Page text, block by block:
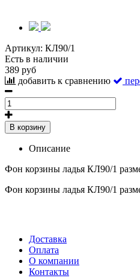
Артикул: КЛ90/1
Есть в наличии
389 руб
добавить к сравнению
В корзину
Описание
Фон корзины ладья КЛ90/1
Фон корзины ладья КЛ90/1
Доставка
Оплата
О компании
Контакты